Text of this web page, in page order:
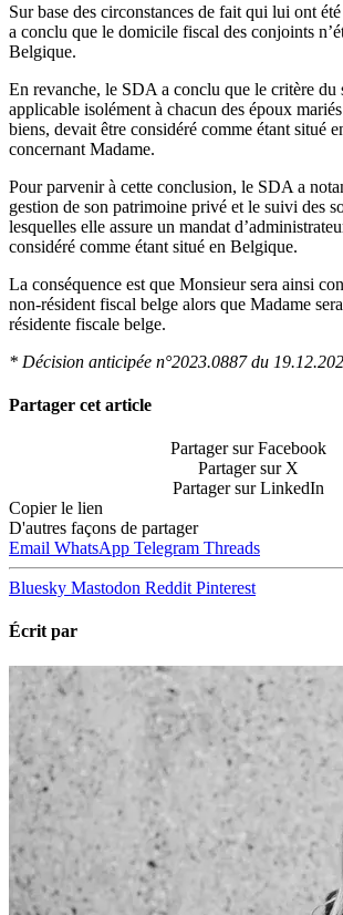
Sur base des circonstances de fait qui lui ont
a conclu que le domicile fiscal des conjoints
Belgique.
En revanche, le SDA a conclu que le critère du
applicable isolément à chacun des époux
biens, devait être considéré comme étant situé
concernant Madame.
Pour parvenir à cette conclusion, le SDA a
gestion de son patrimoine privé et le suivi des
lesquelles elle assure un mandat
considéré comme étant situé en Belgique.
La conséquence est que Monsieur sera ainsi
non-résident fiscal belge alors que Madame
résidente fiscale belge.
* Décision anticipée n°2023.0887 du
Partager cet article
Partager sur Facebook
Partager sur X
Partager sur LinkedIn
Copier le lien
D'autres façons de partager
Email WhatsApp Telegram Threads
Bluesky Mastodon Reddit Pinterest
Écrit par